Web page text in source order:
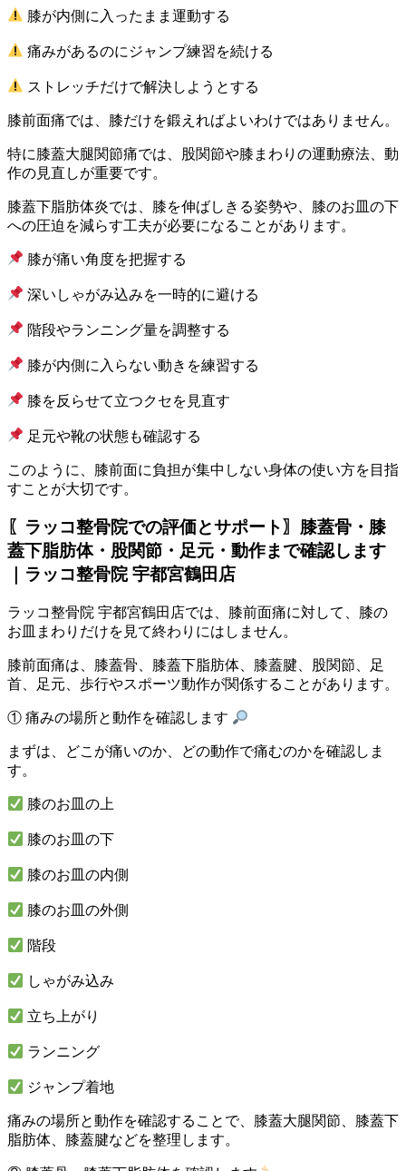
膝が内側に入ったまま運動する
痛みがあるのにジャンプ練習を続ける
ストレッチだけで解決しようとする
膝前面痛では、膝だけを鍛えればよいわけではありません。
特に膝蓋大腿関節痛では、股関節や膝まわりの運動療法、動
作の見直しが重要です。
膝蓋下脂肪体炎では、膝を伸ばしきる姿勢や、膝のお皿の下
への圧迫を減らす工夫が必要になることがあります。
膝が痛い角度を把握する
深いしゃがみ込みを一時的に避ける
階段やランニング量を調整する
膝が内側に入らない動きを練習する
膝を反らせて立つクセを見直す
足元や靴の状態も確認する
このように、膝前面に負担が集中しない身体の使い方を目指
すことが大切です。
〖ラッコ整骨院での評価とサポート〗膝蓋骨・膝
蓋下脂肪体・股関節・足元・動作まで確認します
｜ラッコ整骨院 宇都宮鶴田店
ラッコ整骨院 宇都宮鶴田店では、膝前面痛に対して、膝の
お皿まわりだけを見て終わりにはしません。
膝前面痛は、膝蓋骨、膝蓋下脂肪体、膝蓋腱、股関節、足
首、足元、歩行やスポーツ動作が関係することがあります。
① 痛みの場所と動作を確認します
まずは、どこが痛いのか、どの動作で痛むのかを確認しま
す。
膝のお皿の上
膝のお皿の下
膝のお皿の内側
膝のお皿の外側
階段
しゃがみ込み
立ち上がり
ランニング
ジャンプ着地
痛みの場所と動作を確認することで、膝蓋大腿関節、膝蓋下
脂肪体、膝蓋腱などを整理します。